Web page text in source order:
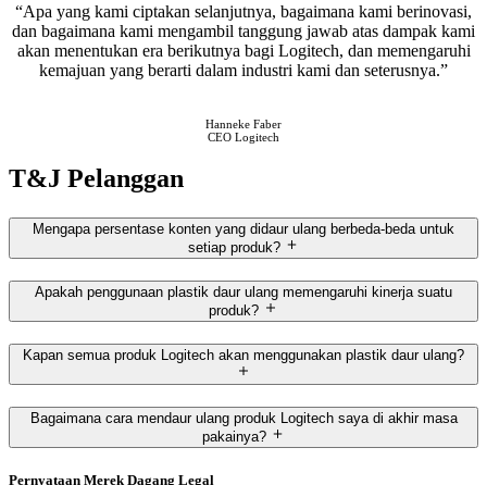
“Apa yang kami ciptakan selanjutnya, bagaimana kami berinovasi,
dan bagaimana kami mengambil tanggung jawab atas dampak kami
akan menentukan era berikutnya bagi Logitech, dan memengaruhi
kemajuan yang berarti dalam industri kami dan seterusnya.”
Hanneke Faber
CEO Logitech
T&J Pelanggan
Mengapa persentase konten yang didaur ulang berbeda-beda untuk
setiap produk?
Apakah penggunaan plastik daur ulang memengaruhi kinerja suatu
produk?
Kapan semua produk Logitech akan menggunakan plastik daur ulang?
Bagaimana cara mendaur ulang produk Logitech saya di akhir masa
pakainya?
Pernyataan Merek Dagang Legal